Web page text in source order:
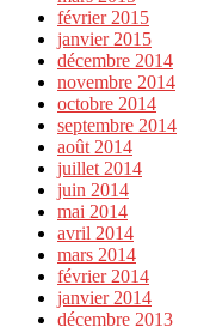
février 2015
janvier 2015
décembre 2014
novembre 2014
octobre 2014
septembre 2014
août 2014
juillet 2014
juin 2014
mai 2014
avril 2014
mars 2014
février 2014
janvier 2014
décembre 2013